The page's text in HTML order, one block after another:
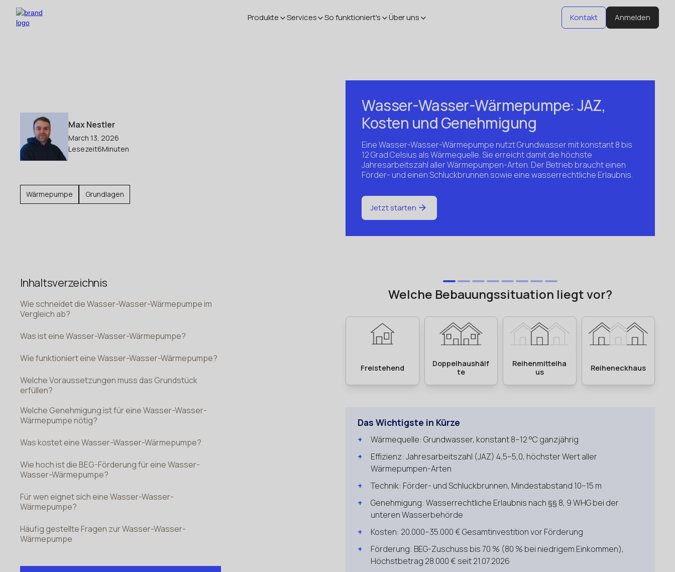
Produkte Services So funktioniert's Über uns
Kontakt
Kontakt
Anmelden
Anmelden
Max Nestler
March 13, 2026
Lesezeit6Minuten
Wärmepumpe Grundlagen
Wasser-Wasser-Wärmepumpe: JAZ,
Kosten und Genehmigung
Eine Wasser-Wasser-Wärmepumpe nutzt Grundwasser mit konstant 8 bis
12 Grad Celsius als Wärmequelle. Sie erreicht damit die höchste
Jahresarbeitszahl aller Wärmepumpen-Arten. Der Betrieb braucht einen
Förder- und einen Schluckbrunnen sowie eine wasserrechtliche Erlaubnis.
Jetzt starten
Inhaltsverzeichnis
Wie schneidet die Wasser-Wasser-Wärmepumpe im
Vergleich ab?
Was ist eine Wasser-Wasser-Wärmepumpe?
Wie funktioniert eine Wasser-Wasser-Wärmepumpe?
Welche Voraussetzungen muss das Grundstück
erfüllen?
Welche Genehmigung ist für eine Wasser-Wasser-
Wärmepumpe nötig?
Was kostet eine Wasser-Wasser-Wärmepumpe?
Wie hoch ist die BEG-Förderung für eine Wasser-
Wasser-Wärmepumpe?
Für wen eignet sich eine Wasser-Wasser-
Wärmepumpe?
Häufig gestellte Fragen zur Wasser-Wasser-
Wärmepumpe
Das Wichtigste in Kürze
Wärmequelle: Grundwasser, konstant 8–12 °C ganzjährig
Effizienz: Jahresarbeitszahl (JAZ) 4,5–5,0, höchster Wert aller
Wärmepumpen-Arten
Technik: Förder- und Schluckbrunnen, Mindestabstand 10–15 m
Genehmigung: Wasserrechtliche Erlaubnis nach §§ 8, 9 WHG bei der
unteren Wasserbehörde
Kosten: 20.000–35.000 € Gesamtinvestition vor Förderung
Förderung: BEG-Zuschuss bis 70 % (80 % bei niedrigem Einkommen),
Höchstbetrag 28.000 € seit 21.07.2026